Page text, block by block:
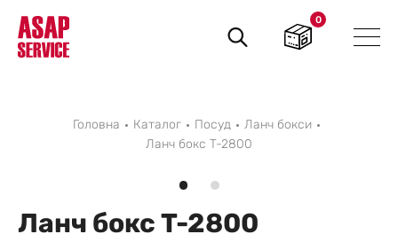
Пошук
товарів
0
Головна Каталог Посуд
Ланч бокси
Ланч бокс T-2800
Ланч бокс T-2800